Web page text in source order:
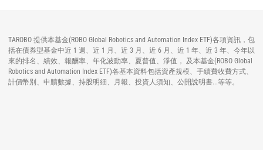
TAROBO 提供本基金(ROBO Global Robotics and Automation Index ETF)各項資訊，包
括在債券型基金中近 1 週、近 1 月、近 3 月、近 6 月、近 1 年、近 3 年、今年以
來的排名、績效、報酬率、年化波動率、夏普值、淨值， 及本基金(ROBO Global
Robotics and Automation Index ETF)各基本資料包括資產規模、手續費收費方式、
計價幣別、申贖數據、持股明細、月報、投資人須知、公開說明書...等等。